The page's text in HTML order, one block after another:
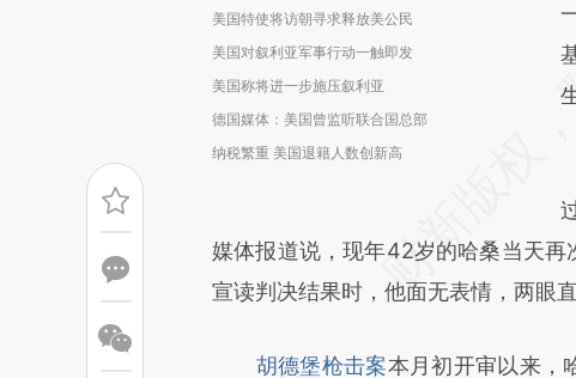
美国特使将访朝寻求释放美公民
美国对叙利亚军事行动一触即发
美国称将进一步施压叙利亚
德国媒体：美国曾监听联合国总部
纳税繁重 美国退籍人数创新高
媒体报道说，现年42岁的哈桑当天再
宣读判决结果时，他面无表情，两眼
胡德堡枪击案本月初开审以来，